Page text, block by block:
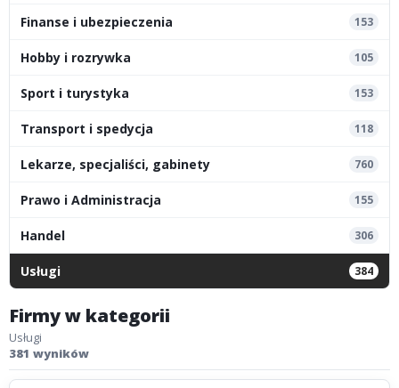
Finanse i ubezpieczenia 153
Hobby i rozrywka 105
Sport i turystyka 153
Transport i spedycja 118
Lekarze, specjaliści, gabinety 760
Prawo i Administracja 155
Handel 306
Usługi 384
Firmy w kategorii
Usługi
381 wyników